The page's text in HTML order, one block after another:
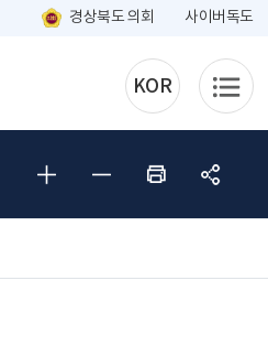
경상북도 의회 사이버독도
KOR